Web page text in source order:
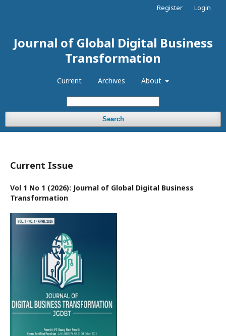
Journal of Global Digital Business
Transformation
Current Archives About
Search
Register Login
Current Issue
Vol 1 No 1 (2026): Journal of Global Digital Business
Transformation